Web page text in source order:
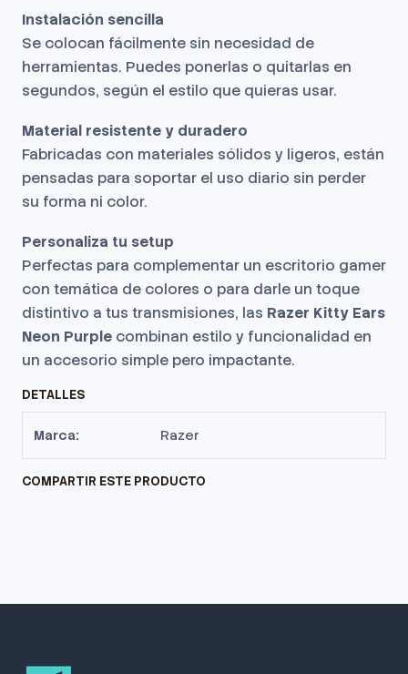
Instalación sencilla
Se colocan fácilmente sin necesidad de
herramientas. Puedes ponerlas o quitarlas en
segundos, según el estilo que quieras usar.
Material resistente y duradero
Fabricadas con materiales sólidos y ligeros, están
pensadas para soportar el uso diario sin perder
su forma ni color.
Personaliza tu setup
Perfectas para complementar un escritorio gamer
con temática de colores o para darle un toque
distintivo a tus transmisiones, las Razer Kitty Ears
Neon Purple combinan estilo y funcionalidad en
un accesorio simple pero impactante.
DETALLES
Marca: Razer
COMPARTIR ESTE PRODUCTO